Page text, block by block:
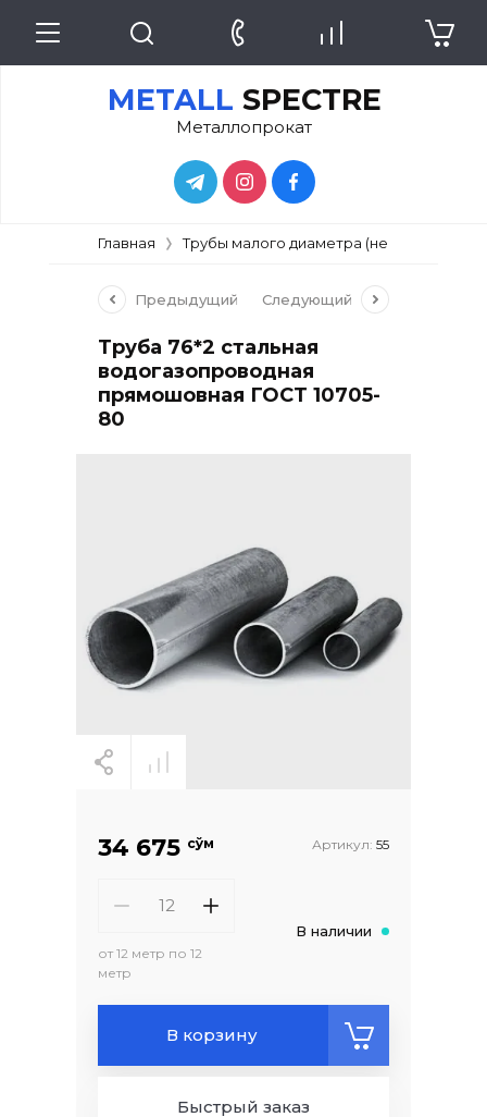
METALL SPECTRE
Металлопрокат
Главная Трубы малого диаметра (не более 102
Предыдущий Следующий
Труба 76*2 стальная
водогазопроводная
прямошовная ГОСТ 10705-
80
34 675 сўм Артикул: 55
от 12 метр по 12
метр
В наличии
В корзину
Быстрый заказ